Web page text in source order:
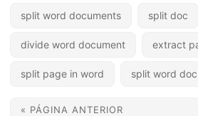
split word documents split doc
divide word document extract
split page in word split word doc
« PÁGINA ANTERIOR